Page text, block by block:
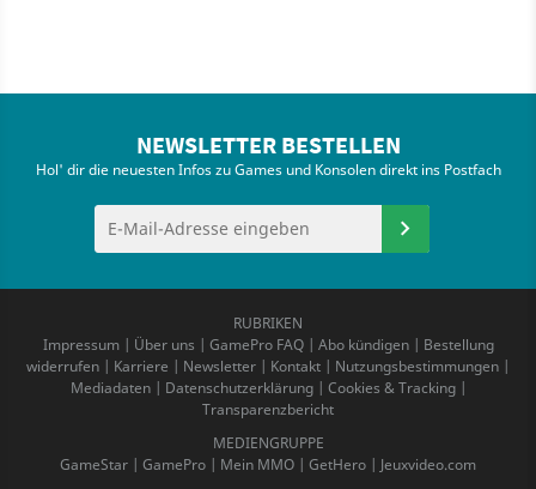
NEWSLETTER BESTELLEN
Hol' dir die neuesten Infos zu Games und Konsolen direkt ins Postfach
RUBRIKEN
Impressum| Über uns | GamePro FAQ| Abo kündigen| Bestellung
widerrufen | Karriere | Newsletter | Kontakt | Nutzungsbestimmungen |
Mediadaten| Datenschutzerklärung| Cookies & Tracking|
Transparenzbericht
MEDIENGRUPPE
GameStar | GamePro | Mein MMO | GetHero | Jeuxvideo.com